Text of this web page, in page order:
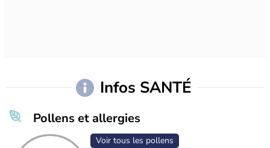
Infos SANTÉ
Pollens et allergies
Voir tous les pollens